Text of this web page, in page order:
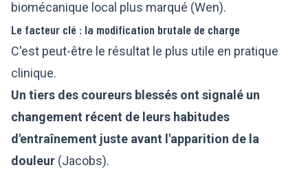
biomécanique local plus marqué (Wen).
Le facteur clé : la modification brutale de charge
C'est peut-être le résultat le plus utile en pratique
clinique.
Un tiers des coureurs blessés ont signalé un
changement récent de leurs habitudes
d'entraînement juste avant l'apparition de la
douleur (Jacobs).